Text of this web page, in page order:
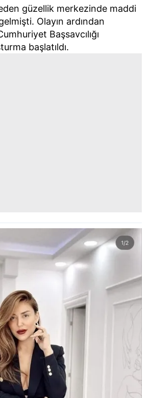
güzellik merkezinde maddi
Olayın ardından
Başsavcılığı
başlatıldı.